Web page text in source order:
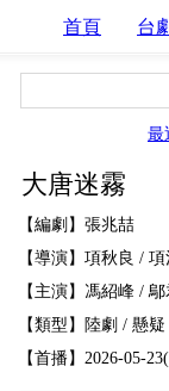
首頁 台
最
大唐迷霧
【編劇】張兆喆
【導演】項秋良 /
【主演】馮紹峰 /
【類型】陸劇 / 懸
【首播】2026-05-